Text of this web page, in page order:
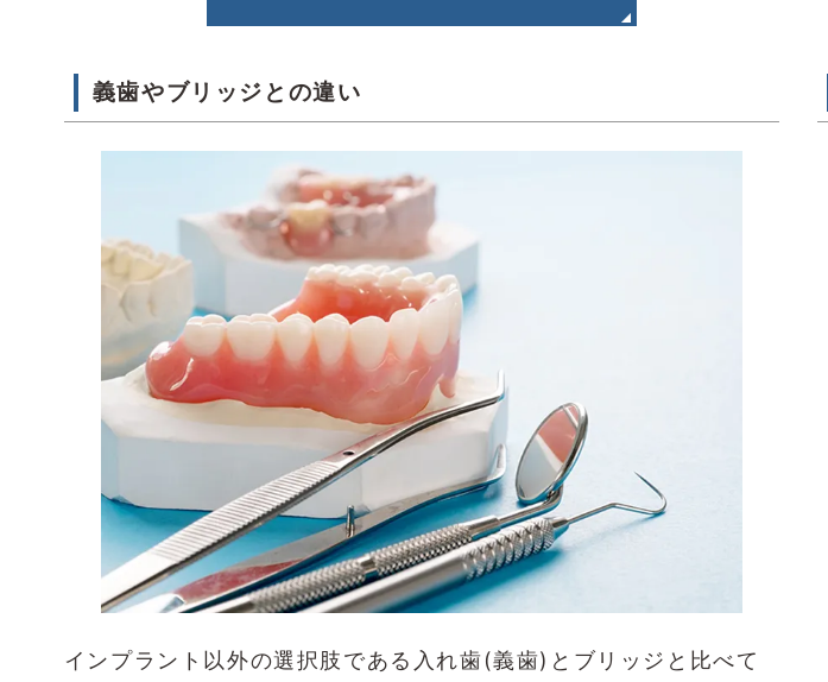
義歯やブリッジとの違い
インプラント以外の選択肢である入れ歯(義歯)とブリッジと比べて